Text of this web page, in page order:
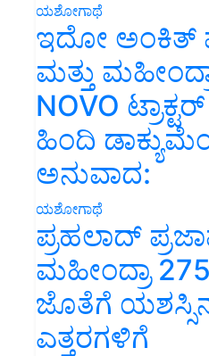
ಯಶೋಗಾಥೆ
ಇದೋ ಅಂಕಿತ್
ಮತ್ತು
NOVO
ಹಿಂದಿ
ಅನುವಾದ:
ಯಶೋಗಾಥೆ
ಪ್ರಹಲಾದ್
ಮಹೀಂದ್ರಾ
ಜೊತೆಗೆ
ಎತ್ತರಗಳಿಗೆ